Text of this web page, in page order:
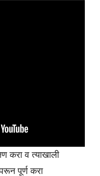
करा व त्याखाली
पूर्ण करा